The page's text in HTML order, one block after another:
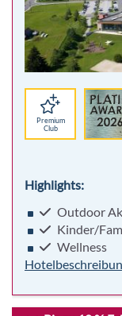
Premium
Club
Highlights:
Outdoor
Kinder/
Wellness